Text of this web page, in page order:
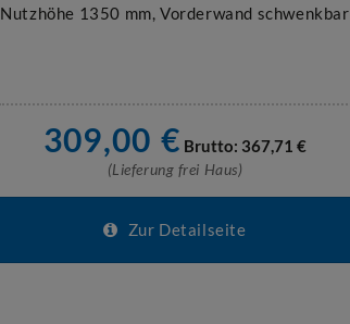
Nutzhöhe 1350 mm, Vorderwand schwenkbar
309,00 € Brutto: 367,71 €
(Lieferung frei Haus)
Zur Detailseite